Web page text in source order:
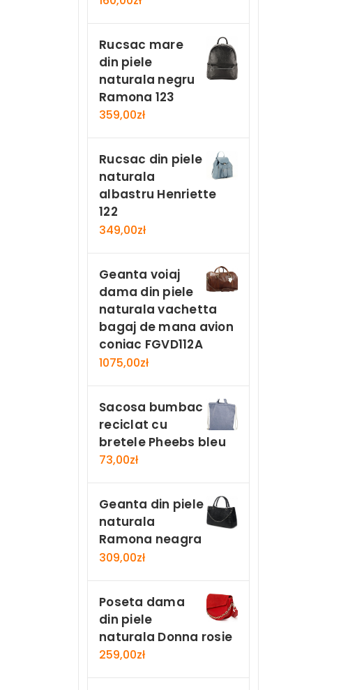
Rucsac mare
din piele
naturala negru
Ramona 123
359,00zł
Rucsac din piele
naturala
albastru Henriette
122
349,00zł
Geanta voiaj
dama din piele
naturala vachetta
bagaj de mana avion
coniac FGVD112A
1075,00zł
Sacosa bumbac
reciclat cu
bretele Pheebs bleu
73,00zł
Geanta din piele
naturala
Ramona neagra
309,00zł
Poseta dama
din piele
naturala Donna rosie
259,00zł